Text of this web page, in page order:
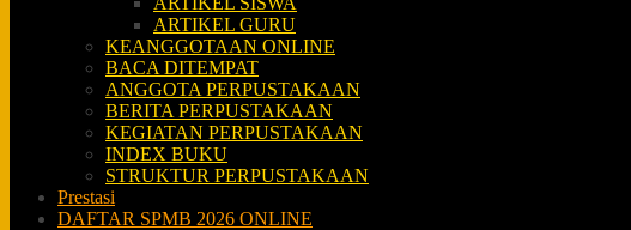
ARTIKEL GURU
KEANGGOTAAN ONLINE
BACA DITEMPAT
ANGGOTA PERPUSTAKAAN
BERITA PERPUSTAKAAN
KEGIATAN PERPUSTAKAAN
INDEX BUKU
STRUKTUR PERPUSTAKAAN
Prestasi
DAFTAR SPMB 2026 ONLINE